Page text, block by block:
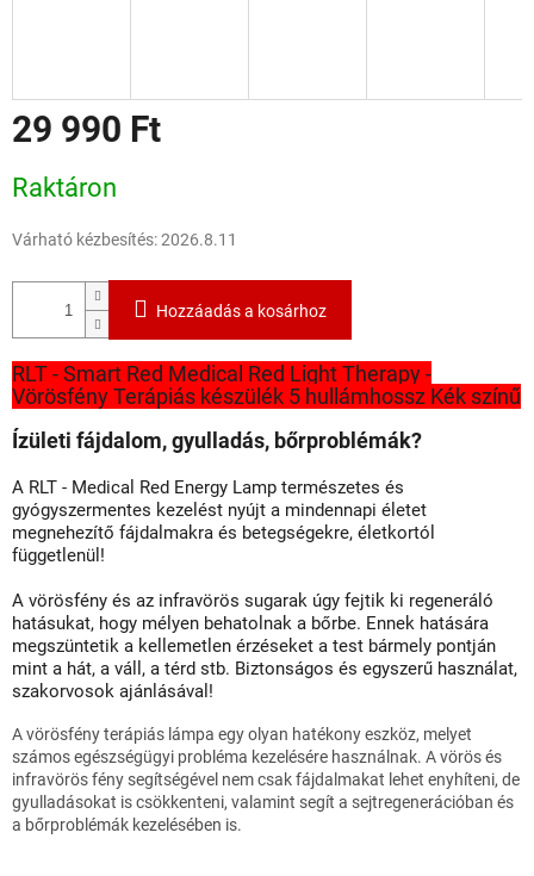
29 990 Ft
Raktáron
Várható kézbesítés:2026.8.11
Hozzáadás a kosárhoz
RLT - Smart Red Medical Red Light Therapy -
Vörösfény Terápiás készülék 5 hullámhossz Kék színű
Ízületi fájdalom, gyulladás, bőrproblémák?
A RLT - Medical Red Energy Lamp természetes és
gyógyszermentes kezelést nyújt a mindennapi életet
megnehezítő fájdalmakra és betegségekre, életkortól
függetlenül!
A vörösfény és az infravörös sugarak úgy fejtik ki regeneráló
hatásukat, hogy mélyen behatolnak a bőrbe. Ennek hatására
megszüntetik a kellemetlen érzéseket a test bármely pontján
mint a hát, a váll, a térd stb. Biztonságos és egyszerű használat,
szakorvosok ajánlásával!
A vörösfény terápiás lámpa egy olyan hatékony eszköz, melyet
számos egészségügyi probléma kezelésére használnak. A vörös és
infravörös fény segítségével nem csak fájdalmakat lehet enyhíteni, de
gyulladásokat is csökkenteni, valamint segít a sejtregenerációban és
a bőrproblémák kezelésében is.